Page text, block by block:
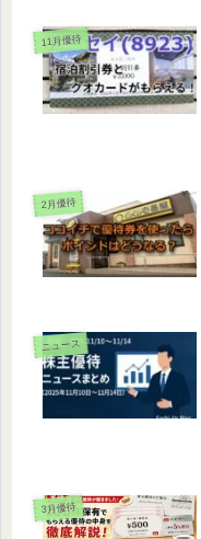
11月優待
2月優待
ニュース
3月優待